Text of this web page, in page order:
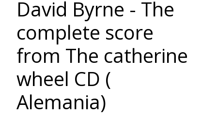
David Byrne - The
complete score
from The catherine
wheel CD (
Alemania)